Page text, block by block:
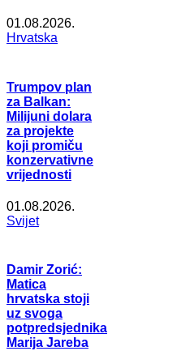
01.08.2026.
Hrvatska
Trumpov plan
za Balkan:
Milijuni dolara
za projekte
koji promiču
konzervativne
vrijednosti
01.08.2026.
Svijet
Damir Zorić:
Matica
hrvatska stoji
uz svoga
potpredsjednika
Marija Jareba